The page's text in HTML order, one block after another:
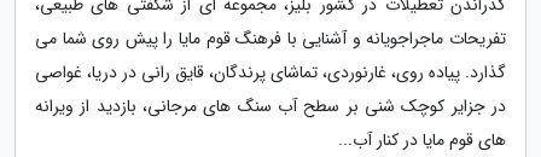
تفریحات ماجراجویانه و آشنایی با فرهنگ قوم مایا را پیش روی شما می
گذارد. پیاده روی، غارنوردی، تماشای پرندگان، قایق رانی در دریا، غواصی
در جزایر کوچک شنی بر سطح آب سنگ های مرجانی، بازدید از ویرانه
های قوم مایا در کنار آب...